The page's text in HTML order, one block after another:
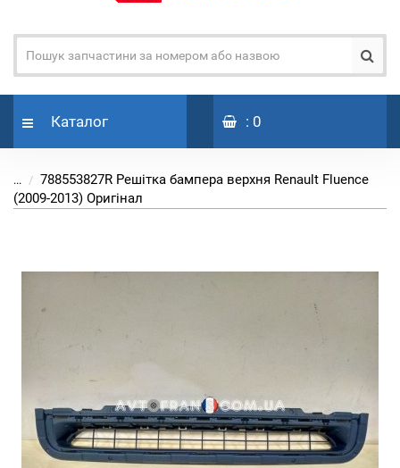
Каталог : 0
...
788553827R Решітка бампера верхня Renault Fluence
(2009-2013) Оригінал